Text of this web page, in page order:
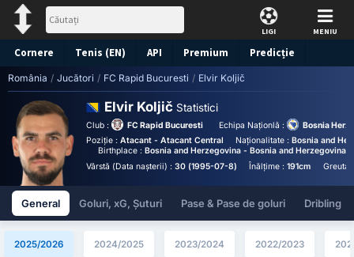
LIGI MENIU
Cornere Tenis (EN) API Premium Predicție
România / Jucători / FC Rapid Bucuresti / Elvir Koljič
Elvir Koljič Statistici
Club : FC Rapid Bucuresti Echipa Naționlă :
Bosnia
Poziție : Atacant - Atacant Central Naționalitate :Bosnia and
Birthplace :Bosnia and Herzegovina - Bosnia and Herzegovina
Vârstă (Data nașterii) : 30 (1995-07-8) Înălțime :191cm
General Goluri, xG, Șuturi Pase & Pase de goluri Dribling
2025/2026 2024/2025 2023/2024 2022/2023